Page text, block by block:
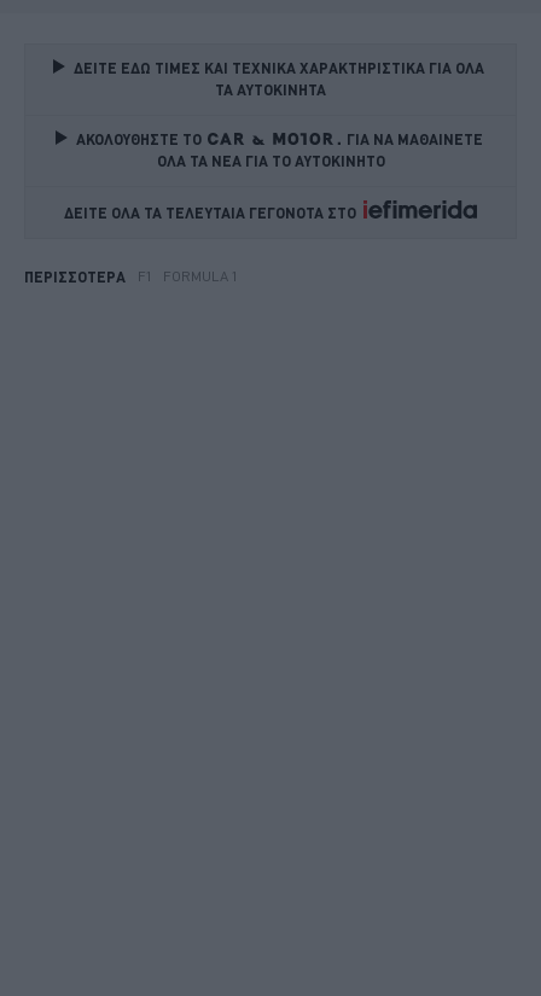
ΔΕΙΤΕ ΕΔΩ ΤΙΜΕΣ ΚΑΙ ΤΕΧΝΙΚΑ ΧΑΡΑΚΤΗΡΙΣΤΙΚΑ ΓΙΑ ΟΛΑ
ΤΑ ΑΥΤΟΚΙΝΗΤΑ
ΑΚΟΛΟΥΘΗΣΤΕ ΤΟ
ΓΙΑ ΝΑ ΜΑΘΑΙΝΕΤΕ
ΟΛΑ ΤΑ ΝΕΑ ΓΙΑ ΤΟ ΑΥΤΟΚΙΝΗΤΟ
ΔΕΙΤΕ ΟΛΑ ΤΑ ΤΕΛΕΥΤΑΙΑ ΓΕΓΟΝΟΤΑ ΣΤΟ
ΠΕΡΙΣΣΟΤΕΡΑ F1 FORMULA 1